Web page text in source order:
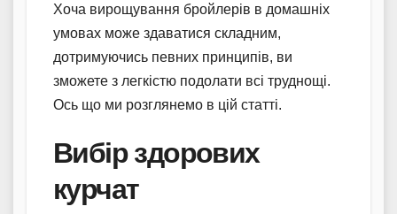
Хоча вирощування бройлерів в домашніх
умовах може здаватися складним,
дотримуючись певних принципів, ви
зможете з легкістю подолати всі труднощі.
Ось що ми розглянемо в цій статті.
Вибір здорових
курчат